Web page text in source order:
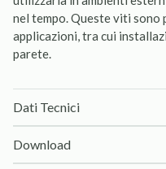
nel tempo. Queste viti sono
applicazioni, tra cui
parete.
Dati Tecnici
Download